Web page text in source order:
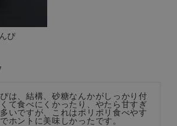
ぴ
は、結構、砂糖なんかがしっかり付
て食べにくかったり、やたら甘すぎ
いですが、これはポリポリ食べやす
ホントに美味しかったです。